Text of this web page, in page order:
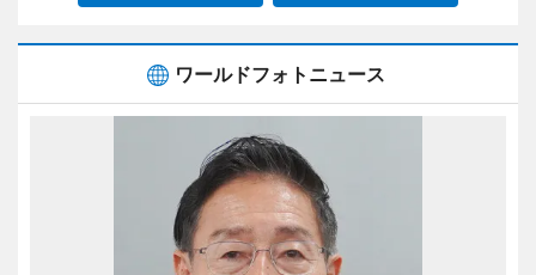
ワールドフォトニュース